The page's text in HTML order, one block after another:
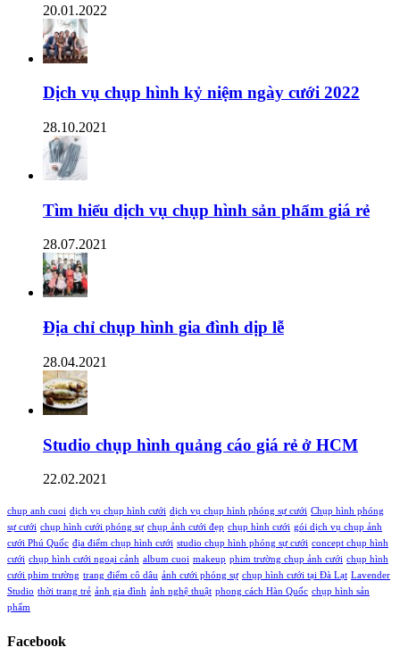
20.01.2022
Dịch vụ chụp hình kỷ niệm ngày cưới 2022
28.10.2021
Tìm hiểu dịch vụ chụp hình sản phẩm giá rẻ
28.07.2021
Địa chỉ chụp hình gia đình dịp lễ
28.04.2021
Studio chụp hình quảng cáo giá rẻ ở HCM
22.02.2021
chup anh cuoi dịch vụ chụp hình cưới dịch vụ chụp hình phóng sự cưới Chụp hình phóng
sự cưới chụp hình cưới phóng sự chụp ảnh cưới đẹp chụp hình cưới gói dịch vụ chụp ảnh
cưới Phú Quốc địa điểm chụp hình cưới studio chụp hình phóng sự cưới concept chụp hình
cưới chụp hình cưới ngoại cảnh album cuoi makeup phim trường chụp ảnh cưới chụp hình
cưới phim trường trang điểm cô dâu ảnh cưới phóng sự chụp hình cưới tại Đà Lạt Lavender
Studio thời trang trẻ ảnh gia đình ảnh nghệ thuật phong cách Hàn Quốc chụp hình sản
phẩm
Facebook